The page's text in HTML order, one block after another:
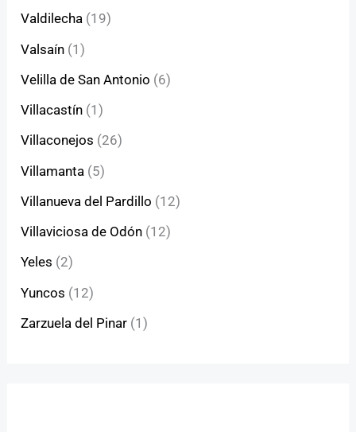
Valdilecha (19)
Valsaín (1)
Velilla de San Antonio (6)
Villacastín (1)
Villaconejos (26)
Villamanta (5)
Villanueva del Pardillo (12)
Villaviciosa de Odón (12)
Yeles (2)
Yuncos (12)
Zarzuela del Pinar (1)